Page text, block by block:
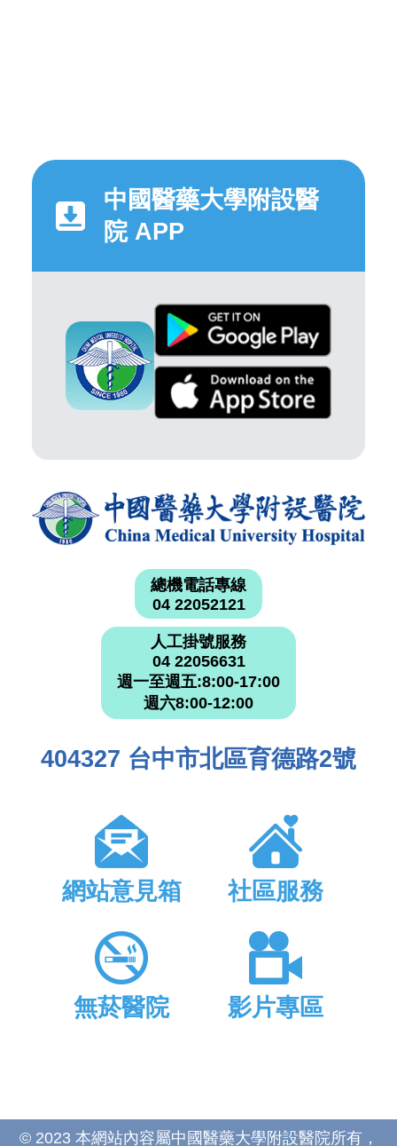
中國醫藥大學附設醫
院 APP
總機電話專線
04 22052121
人工掛號服務
04 22056631
週一至週五:8:00-17:00
週六8:00-12:00
404327 台中市北區育德路2號
網站意見箱 社區服務
無菸醫院 影片專區
© 2023 本網站內容屬中國醫藥大學附設醫院所有，